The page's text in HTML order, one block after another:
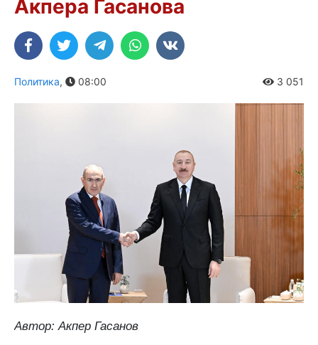
Акпера Гасанова
Политика, 08:00 3 051
Автор: Акпер Гасанов